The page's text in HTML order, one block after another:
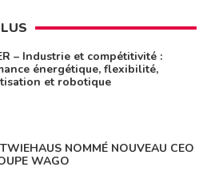
– Industrie et compétitivité :
énergétique, flexibilité,
et robotique
NOMMÉ NOUVEAU CEO
WAGO